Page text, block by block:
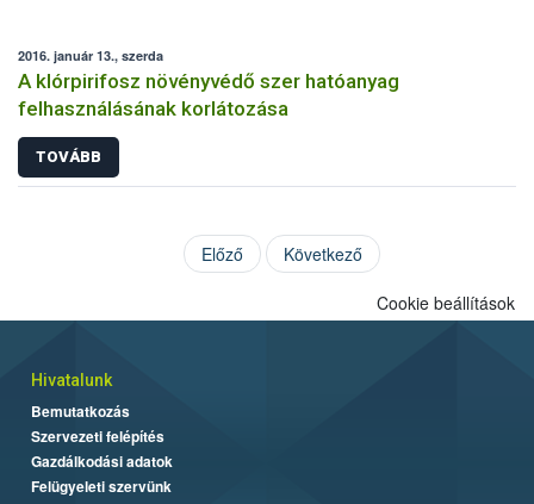
2016. január 13., szerda
A klórpirifosz növényvédő szer hatóanyag
felhasználásának korlátozása
TOVÁBB
Előző Következő
Cookie beállítások
Hivatalunk
Bemutatkozás
Szervezeti felépítés
Gazdálkodási adatok
Felügyeleti szervünk